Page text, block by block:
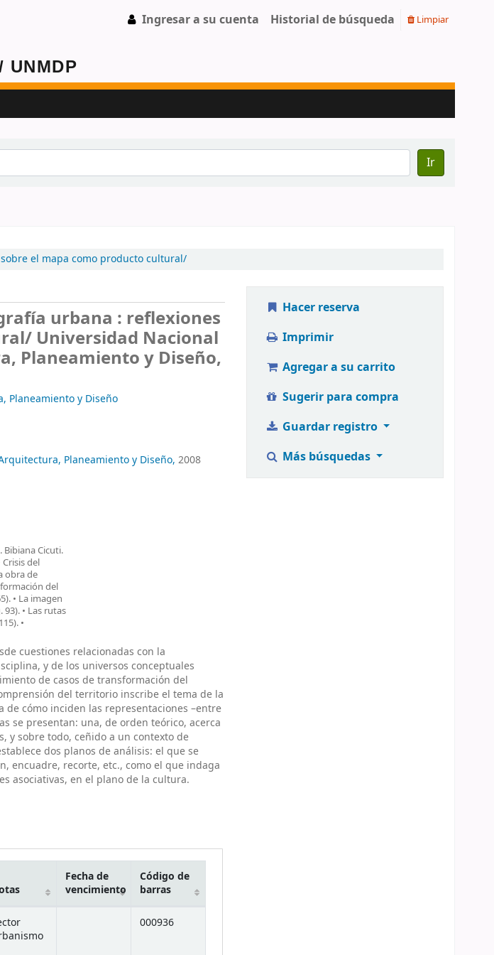
Ingresar a su cuenta Historial de búsqueda Limpiar
Ir
el mapa como producto cultural/
urbana : reflexiones
Universidad Nacional
Planeamiento y Diseño,
Planeamiento y Diseño
Planeamiento y Diseño, 2008
Bibiana Cicuti.
del
obra de
del
• La imagen
• Las rutas
•
cuestiones relacionadas con la
y de los universos conceptuales
de casos de transformación del
del territorio inscribe el tema de la
cómo inciden las representaciones –entre
se presentan: una, de orden teórico, acerca
y sobre todo, ceñido a un contexto de
dos planos de análisis: el que se
encuadre, recorte, etc., como el que indaga
asociativas, en el plano de la cultura.
Fecha de
vencimiento
Código de
barras
000936
Hacer reserva
Imprimir
Agregar a su carrito
Sugerir para compra
Guardar registro
Más búsquedas